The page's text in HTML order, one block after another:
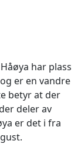
har plass
er en vandre
betyr at der
deler av
er det i fra